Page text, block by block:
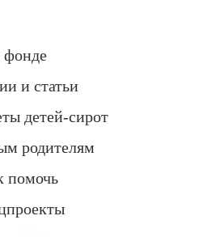
и статьи
детей-сирот
родителям
помочь